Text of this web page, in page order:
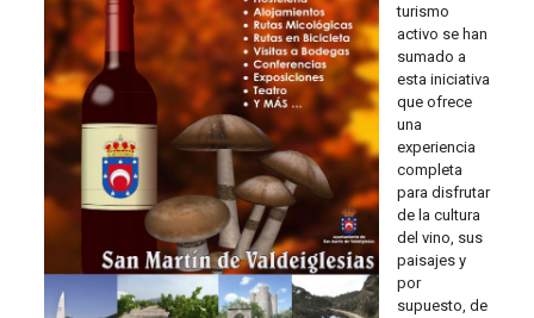
turismo
activo se han
sumado a
esta iniciativa
que ofrece
una
experiencia
completa
para disfrutar
de la cultura
del vino, sus
paisajes y
por
supuesto, de